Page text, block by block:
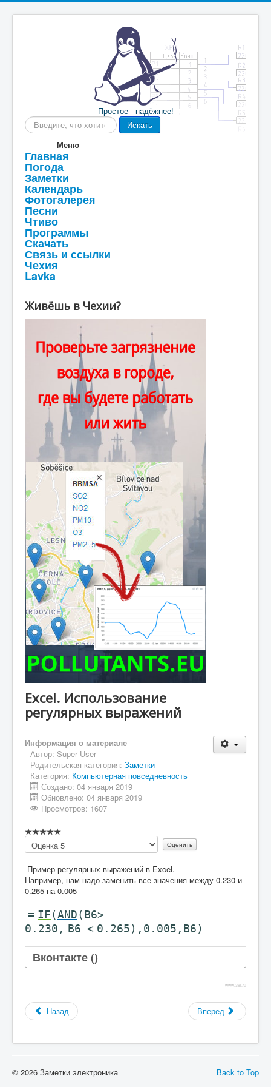
Простое - надёжнее!
Искать...
Искать
Меню
Главная
Погода
Заметки
Календарь
Фотогалерея
Песни
Чтиво
Программы
Скачать
Связь и ссылки
Чехия
Lavka
Живёшь в Чехии?
Excel. Использование
регулярных выражений
Информация о материале
Автор: Super User
Родительская категория: Заметки
Категория: Компьютерная повседневность
Создано: 04 января 2019
Обновлено: 04 января 2019
Просмотров: 1607
Пожалуйста,
оцените
Пример регулярных выражений в Excel.
Например, нам надо заменить все значения между 0.230 и
0.265 на 0.005
= IF(AND(B6>
0.230 , B6 < 0.265), 0.005 , B6)
Вконтакте ()
www.38i.ru
Назад Вперед
Back to Top
© 2026 Заметки электроника